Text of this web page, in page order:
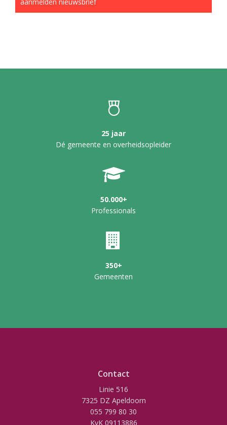
25 jaar
Dé gemeente en overheidsopleider
50.000+
Professionals
350+
Gemeenten
Contact
Linie 516
7325 DZ Apeldoorn
055 799 80 30
KvK 09113886